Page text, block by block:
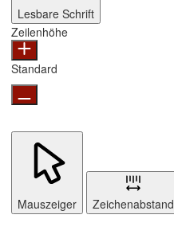
Lesbare Schrift
Zeilenhöhe
Standard
Mauszeiger Zeichenabstand